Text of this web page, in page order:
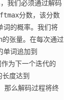
我们必须通过解码
分数，该分数
的概率。 我们将
的张量。 在每次通过
单词追加到
为下一个迭代的
长度达到
那么解码过程将终